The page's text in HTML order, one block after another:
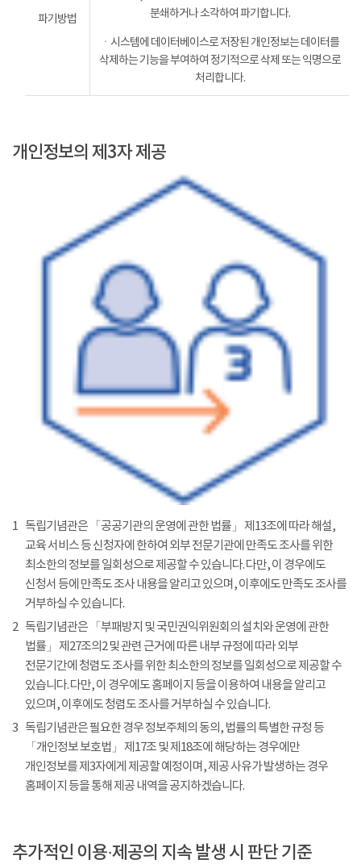
파기방법
분쇄하거나 소각하여 파기합니다.
ㆍ시스템에 데이터베이스로 저장된 개인정보는 데이터를
삭제하는 기능을 부여하여 정기적으로 삭제 또는 익명으로
처리합니다.
개인정보의 제3자 제공
1 독립기념관은 「공공기관의 운영에 관한 법률」 제13조에 따라 해설,
교육 서비스 등 신청자에 한하여 외부 전문기관에 만족도 조사를 위한
최소한의 정보를 일회성으로 제공할 수 있습니다. 다만, 이 경우에도
신청서 등에 만족도 조사 내용을 알리고 있으며, 이후에도 만족도 조사를
거부하실 수 있습니다.
2 독립기념관은 「부패방지 및 국민권익위원회의 설치와 운영에 관한
법률」 제27조의2 및 관련 근거에 따른 내부 규정에 따라 외부
전문기간에 청렴도 조사를 위한 최소한의 정보를 일회성으로 제공할 수
있습니다. 다만, 이 경우에도 홈페이지 등을 이용하여 내용을 알리고
있으며, 이후에도 청렴도 조사를 거부하실 수 있습니다.
3 독립기념관은 필요한 경우 정보주체의 동의, 법률의 특별한 규정 등
「개인정보 보호법」 제17조 및 제18조에 해당하는 경우에만
개인정보를 제3자에게 제공할 예정이며, 제공 사유가 발생하는 경우
홈페이지 등을 통해 제공 내역을 공지하겠습니다.
추가적인 이용·제공의 지속 발생 시 판단 기준